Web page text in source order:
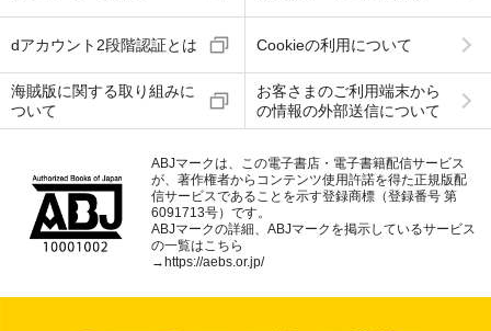
dアカウント2段階認証とは Cookieの利用について
海賊版に関する取り組みに
ついて
お客さまのご利用端末から
の情報の外部送信について
ABJマークは、この電子書店・電子書籍配信サービス
が、著作権者からコンテンツ使用許諾を得た正規版配
信サービスであることを示す登録商標（登録番号 第
6091713号）です。
ABJマークの詳細、ABJマークを掲示しているサービス
の一覧はこちら
→ https://aebs.or.jp/